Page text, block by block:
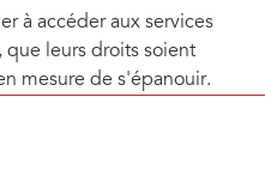
à accéder aux services
leurs droits soient
mesure de s'épanouir.